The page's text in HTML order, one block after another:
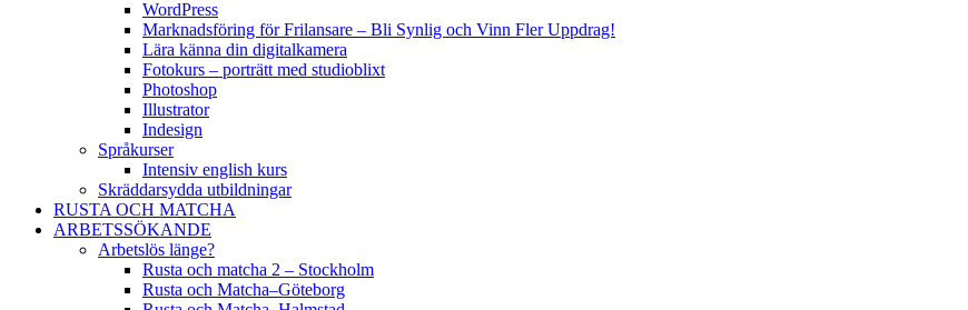
WordPress
Marknadsföring för Frilansare – Bli Synlig och Vinn Fler Uppdrag!
Lära känna din digitalkamera
Fotokurs – porträtt med studioblixt
Photoshop
Illustrator
Indesign
Språkurser
Intensiv english kurs
Skräddarsydda utbildningar
RUSTA OCH MATCHA
ARBETSSÖKANDE
Arbetslös länge?
Rusta och matcha 2 – Stockholm
Rusta och Matcha–Göteborg